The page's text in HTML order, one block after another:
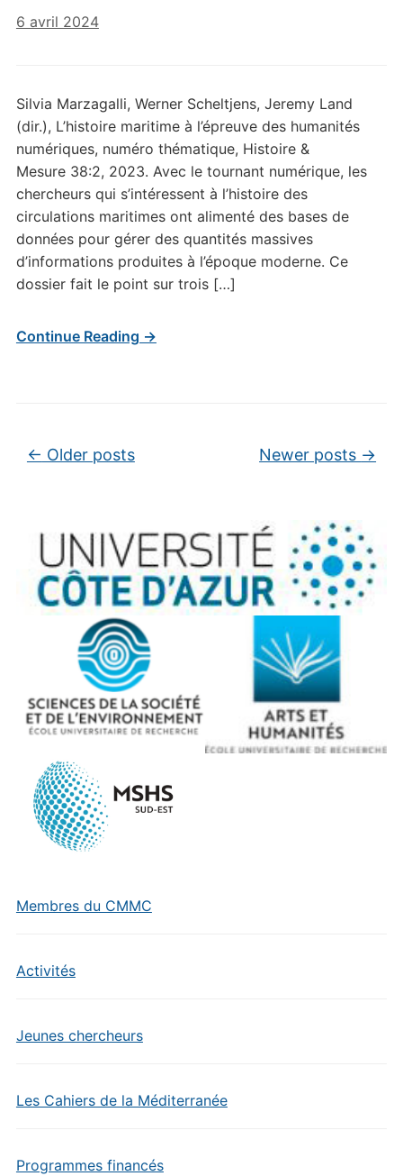
Membres du CMMC
Activités
Jeunes chercheurs
Les Cahiers de la Méditerranée
Programmes financés
6 avril 2024
Silvia Marzagalli, Werner Scheltjens, Jeremy Land
(dir.), L’histoire maritime à l’épreuve des humanités
numériques, numéro thématique, Histoire &
Mesure 38:2, 2023. Avec le tournant numérique, les
chercheurs qui s’intéressent à l’histoire des
circulations maritimes ont alimenté des bases de
données pour gérer des quantités massives
d’informations produites à l’époque moderne. Ce
dossier fait le point sur trois […]
Continue Reading →
Post navigation
← Older posts Newer posts →